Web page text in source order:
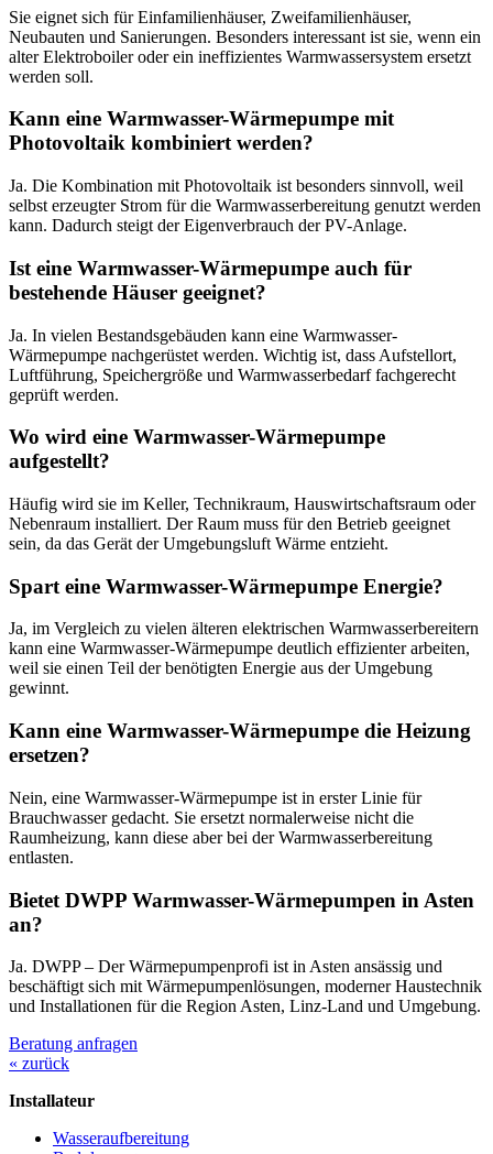
Sie eignet sich für Einfamilienhäuser, Zweifamilienhäuser,
Neubauten und Sanierungen. Besonders interessant ist sie, wenn ein
alter Elektroboiler oder ein ineffizientes Warmwassersystem ersetzt
werden soll.
Kann eine Warmwasser-Wärmepumpe mit
Photovoltaik kombiniert werden?
Ja. Die Kombination mit Photovoltaik ist besonders sinnvoll, weil
selbst erzeugter Strom für die Warmwasserbereitung genutzt werden
kann. Dadurch steigt der Eigenverbrauch der PV-Anlage.
Ist eine Warmwasser-Wärmepumpe auch für
bestehende Häuser geeignet?
Ja. In vielen Bestandsgebäuden kann eine Warmwasser-
Wärmepumpe nachgerüstet werden. Wichtig ist, dass Aufstellort,
Luftführung, Speichergröße und Warmwasserbedarf fachgerecht
geprüft werden.
Wo wird eine Warmwasser-Wärmepumpe
aufgestellt?
Häufig wird sie im Keller, Technikraum, Hauswirtschaftsraum oder
Nebenraum installiert. Der Raum muss für den Betrieb geeignet
sein, da das Gerät der Umgebungsluft Wärme entzieht.
Spart eine Warmwasser-Wärmepumpe Energie?
Ja, im Vergleich zu vielen älteren elektrischen Warmwasserbereitern
kann eine Warmwasser-Wärmepumpe deutlich effizienter arbeiten,
weil sie einen Teil der benötigten Energie aus der Umgebung
gewinnt.
Kann eine Warmwasser-Wärmepumpe die Heizung
ersetzen?
Nein, eine Warmwasser-Wärmepumpe ist in erster Linie für
Brauchwasser gedacht. Sie ersetzt normalerweise nicht die
Raumheizung, kann diese aber bei der Warmwasserbereitung
entlasten.
Bietet DWPP Warmwasser-Wärmepumpen in Asten
an?
Ja. DWPP – Der Wärmepumpenprofi ist in Asten ansässig und
beschäftigt sich mit Wärmepumpenlösungen, moderner Haustechnik
und Installationen für die Region Asten, Linz-Land und Umgebung.
Beratung anfragen
« zurück
Installateur
Wasseraufbereitung